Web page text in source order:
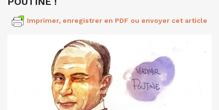
Imprimer, enregistrer en PDF ou envoyer cet article